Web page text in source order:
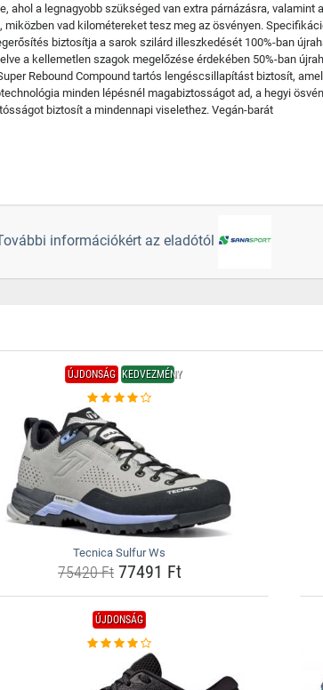
ahol a legnagyobb szükséged van extra párnázásra,
vad kilométereket tesz meg az ösvényen.
biztosítja a sarok szilárd illeszkedését 100%-ban
a kellemetlen szagok megelőzése érdekében 50%-ban
Rebound Compound tartós lengéscsillapítást biztosít,
minden lépésnél magabiztosságot ad, a hegyi
biztosít a mindennapi viselethez. Vegán-barát
információkért az eladótól
ÚJDONSÁG KEDVEZMÉNY
Tecnica Sulfur Ws
75420 Ft77491 Ft
ÚJDONSÁG